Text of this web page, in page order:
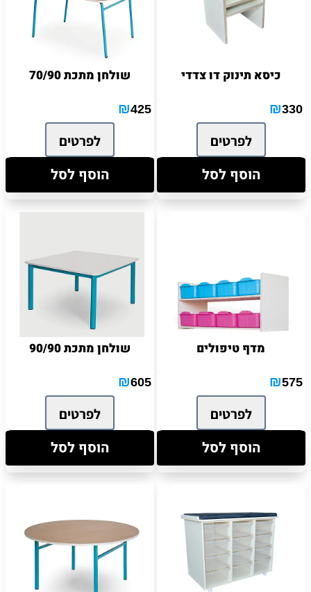
כיסא תינוק דו צדדי
₪330
לפרטים
הוסף לסל
שולחן מתכת 70/90
₪425
לפרטים
הוסף לסל
מדף טיפולים
₪575
לפרטים
הוסף לסל
שולחן מתכת 90/90
₪605
לפרטים
הוסף לסל